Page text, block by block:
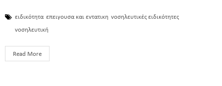
ειδικότητα επειγουσα και εντατικη νοσηλευτικές ειδικότητες
νοσηλευτική
Read More